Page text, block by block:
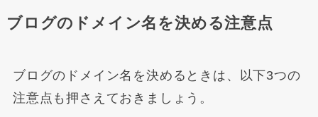
ブログのドメイン名を決める注意点
ブログのドメイン名を決めるときは、以下3つの
注意点も押さえておきましょう。